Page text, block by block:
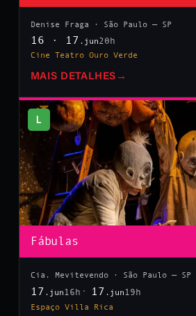
Denise Fraga · São Paulo — SP
16 · 17 .jun20h
Cine Teatro Ouro Verde
MAIS DETALHES →
L
Fábulas
Cia. Mevitevendo · São Paulo — SP
17 .jun 16h 17 .jun 19h
Espaço Villa Rica